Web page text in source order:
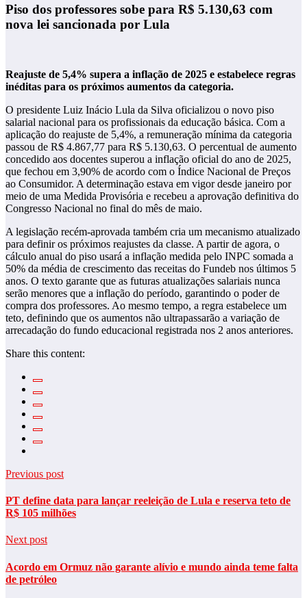
Piso dos professores sobe para R$ 5.130,63 com
nova lei sancionada por Lula
Reajuste de 5,4% supera a inflação de 2025 e estabelece regras
inéditas para os próximos aumentos da categoria.
O presidente Luiz Inácio Lula da Silva oficializou o novo piso
salarial nacional para os profissionais da educação básica. Com a
aplicação do reajuste de 5,4%, a remuneração mínima da categoria
passou de R$ 4.867,77 para R$ 5.130,63. O percentual de aumento
concedido aos docentes superou a inflação oficial do ano de 2025,
que fechou em 3,90% de acordo com o Índice Nacional de Preços
ao Consumidor. A determinação estava em vigor desde janeiro por
meio de uma Medida Provisória e recebeu a aprovação definitiva do
Congresso Nacional no final do mês de maio.
A legislação recém-aprovada também cria um mecanismo atualizado
para definir os próximos reajustes da classe. A partir de agora, o
cálculo anual do piso usará a inflação medida pelo INPC somada a
50% da média de crescimento das receitas do Fundeb nos últimos 5
anos. O texto garante que as futuras atualizações salariais nunca
serão menores que a inflação do período, garantindo o poder de
compra dos professores. Ao mesmo tempo, a regra estabelece um
teto, definindo que os aumentos não ultrapassarão a variação de
arrecadação do fundo educacional registrada nos 2 anos anteriores.
Share this content:
Previous post
PT define data para lançar reeleição de Lula e reserva teto de
R$ 105 milhões
Next post
Acordo em Ormuz não garante alívio e mundo ainda teme falta
de petróleo